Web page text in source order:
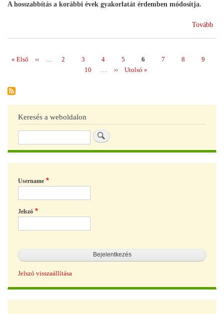
A hosszabbítás a korábbi évek gyakorlatát érdemben módosítja.
Tovább
Első
« Első
Előző
‹‹ … Page
2 Page
3 Page
4 Page
5 Page
6 Page
7 Page
8 Page
9
Page
10 …
Következő
››
Utolsó
Utolsó »
Keresés a weboldalon
Username
Jelszó
Jelszó visszaállítása